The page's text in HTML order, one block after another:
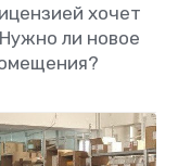
хочет
ли новое